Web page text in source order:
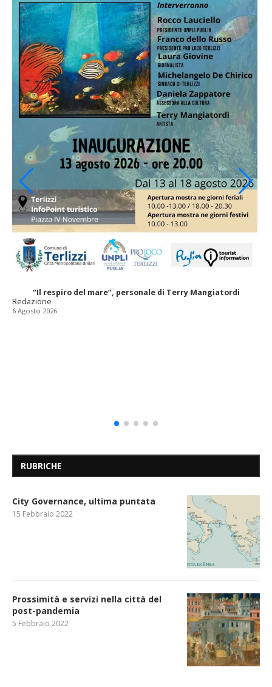
“Il respiro del mare”, personale di Terry Mangiatordi
Redazione
6 Agosto 2026
RUBRICHE
City Governance, ultima puntata
15 Febbraio 2022
Prossimità e servizi nella città del
post-pandemia
5 Febbraio 2022